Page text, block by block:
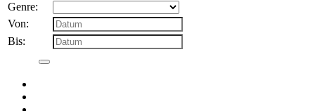
Genre:
Von:
Bis: